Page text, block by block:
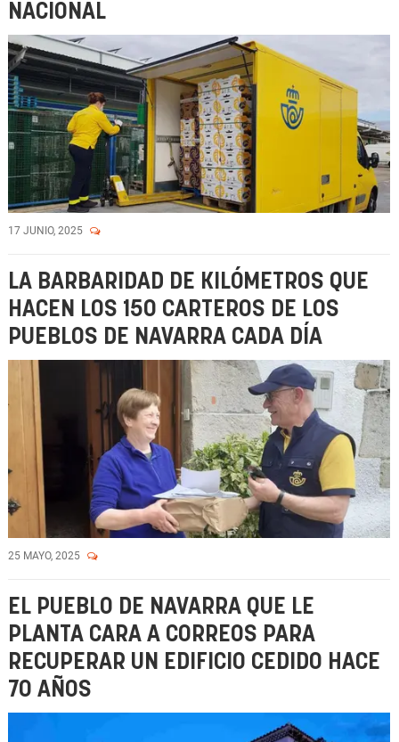
NACIONAL
17 JUNIO, 2025
LA BARBARIDAD DE KILÓMETROS QUE
HACEN LOS 150 CARTEROS DE LOS
PUEBLOS DE NAVARRA CADA DÍA
25 MAYO, 2025
EL PUEBLO DE NAVARRA QUE LE
PLANTA CARA A CORREOS PARA
RECUPERAR UN EDIFICIO CEDIDO HACE
70 AÑOS